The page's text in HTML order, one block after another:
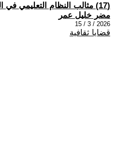
(17) مثالب النظام التعليمي في العراق
مضر خليل عمر
2026 / 3 / 15
قضايا ثقافية